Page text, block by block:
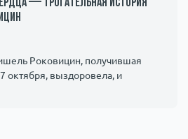
— трогательная история
Роковицин, получившая
октября, выздоровела, и